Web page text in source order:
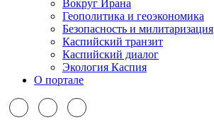
Вокруг Ирана
Геополитика и геоэкономика
Безопасность и милитаризация
Каспийский транзит
Каспийский диалог
Экология Каспия
О портале